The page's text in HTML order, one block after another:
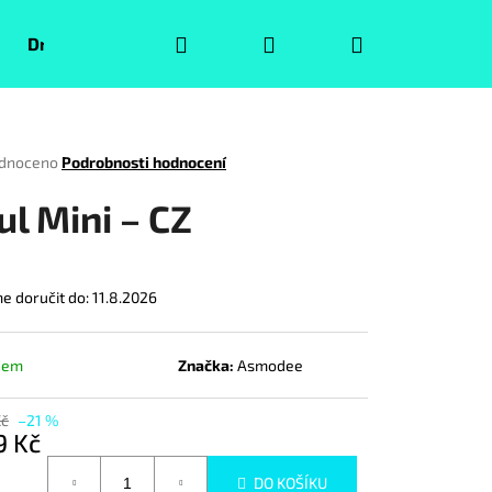
Druhá jakost Pokémoni Volný čas
Přihlášení
Podrobnosti hodnocení
Mini – CZ
doručit do:11.8.2026
Značka: Asmodee
–21 %
Kč
DO KOŠÍKU